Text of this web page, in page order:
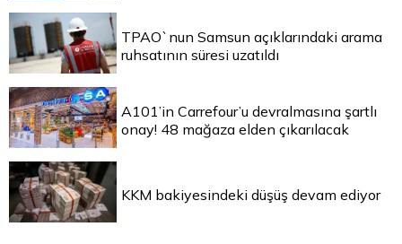
TPAO`nun Samsun açıklarındaki arama
ruhsatının süresi uzatıldı
A101’in Carrefour’u devralmasına şartlı
onay! 48 mağaza elden çıkarılacak
KKM bakiyesindeki düşüş devam ediyor